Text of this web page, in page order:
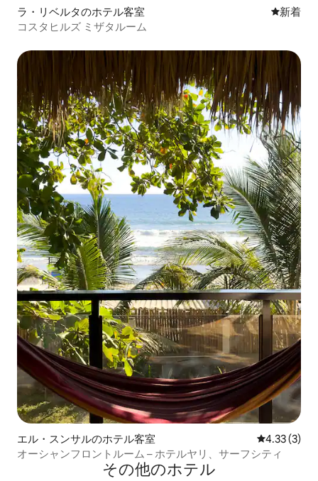
ラ・リベルタのホテル客室 新しい宿
新着
コスタヒルズ ミザタルーム
エル・スンサルのホテル客室 レビュー3
4.33 (3)
オーシャンフロントルーム – ホテルヤリ、サーフシティ
その他のホテル